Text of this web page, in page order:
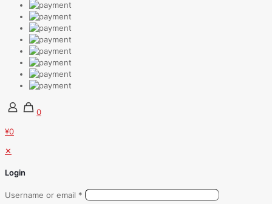
0
¥0
✕
Login
Username or email *